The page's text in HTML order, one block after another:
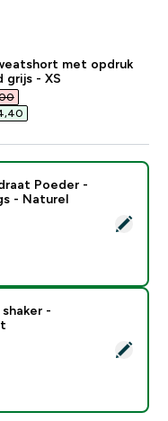
met opdruk
grijs - XS
Monohydraat
Poeder -
- Naturel
plastic shaker -
-